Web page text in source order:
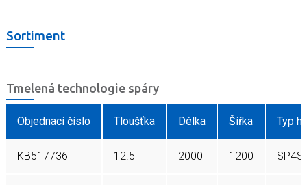
Sortiment
Tmelená technologie spáry
Objednací číslo Tloušťka Délka Šířka Typ
KB517736 12.5 2000 1200